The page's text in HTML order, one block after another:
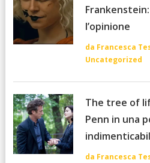
l’opinione
da Francesca
Uncategorized
The tree of
Penn in una
da Francesca